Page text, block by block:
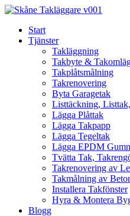
Skip
contentStart
Tjänster
Takläggning
Takbyte &
Takplåtsmålning
Takrenovering
Byta Garagetak
Listtäckning,
Lägga Plåttak
Lägga Takpapp
Lägga Tegeltak
Lägga EPDM
Tvätta Tak,
Takrenovering av
Takmålning av
Installera Takfönster
Hyra & Montera
Blogg